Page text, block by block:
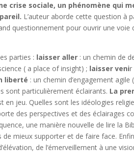
crise sociale, un phénomène qui
L’auteur aborde cette question à
questionnement pour ouvrir une voie
parties : laisser aller : un chemin de
( a place of insight) ; laisser venir
liberté : un chemin d’engagement agile
sont particulièrement éclairants. La
en jeu. Quelles sont les idéologies
des perspectives et des éclairages
une manière nouvelle de lire la
mieux supporter et de faire face.
de l’émerveillement à une